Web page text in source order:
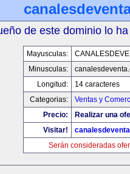
de este dominio lo
Mayusculas:
Minusculas:
Longitud:
14 caracteres
Categorias:
Ventas y
Precio:
Realizar una
Visitar!
Serán consideradas